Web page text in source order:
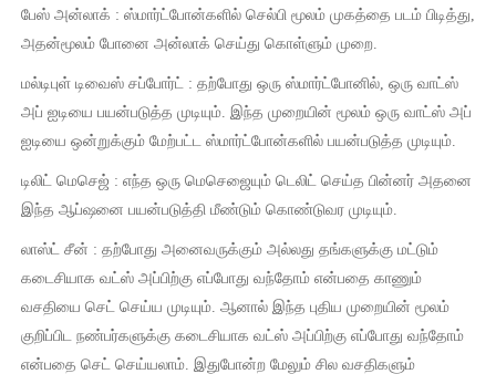
பேஸ் அன்லாக் : ஸ்மார்ட்போன்களில் செல்பி மூலம் முகத்தை படம் பிடித்து,
அதன்மூலம் போனை அன்லாக் செய்து கொள்ளும் முறை.
மல்டிபுள் டிவைஸ் சப்போர்ட் : தற்போது ஒரு ஸ்மார்ட்போனில், ஒரு வாட்ஸ்
அப் ஐடியை பயன்படுத்த முடியும். இந்த முறையின் மூலம் ஒரு வாட்ஸ் அப்
ஐடியை ஒன்றுக்கும் மேற்பட்ட ஸ்மார்ட்போன்களில் பயன்படுத்த முடியும்.
டிலிட் மெசெஜ் : எந்த ஒரு மெசெஜையும் டெலிட் செய்த பின்னர் அதனை
இந்த ஆப்ஷனை பயன்படுத்தி மீண்டும் கொண்டுவர முடியும்.
லாஸ்ட் சீன் : தற்போது அனைவருக்கும் அல்லது தங்களுக்கு மட்டும்
கடைசியாக வட்ஸ் அப்பிற்கு எப்போது வந்தோம் என்பதை காணும்
வசதியை செட் செய்ய முடியும். ஆனால் இந்த புதிய முறையின் மூலம்
குறிப்பிட நண்பர்களுக்கு கடைசியாக வட்ஸ் அப்பிற்கு எப்போது வந்தோம்
என்பதை செட் செய்யலாம். இதுபோன்ற மேலும் சில வசதிகளும்